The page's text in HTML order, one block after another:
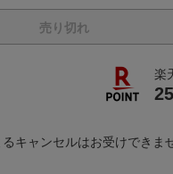
売り切れ
楽
25
キャンセルはお受けできま